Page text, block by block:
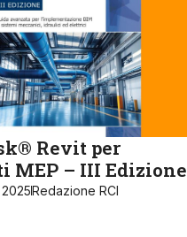
Revit per
MEP – III Edizione
Redazione RCI